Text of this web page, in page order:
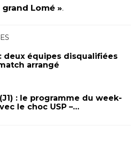
Lomé ».
deux équipes disqualifiées
arrangé
: le programme du week-
le choc USP –…